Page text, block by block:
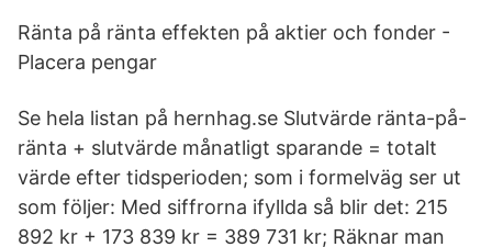
Ränta på ränta effekten på aktier och fonder -
Placera pengar
Se hela listan på hernhag.se Slutvärde ränta-på-
ränta + slutvärde månatligt sparande = totalt
värde efter tidsperioden; som i formelväg ser ut
som följer: Med siffrorna ifyllda så blir det: 215
892 kr + 173 839 kr = 389 731 kr; Räknar man